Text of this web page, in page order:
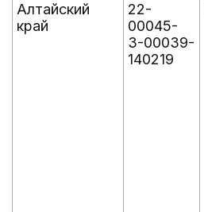
Алтайский
край
22-
00045-
З-00039-
140219